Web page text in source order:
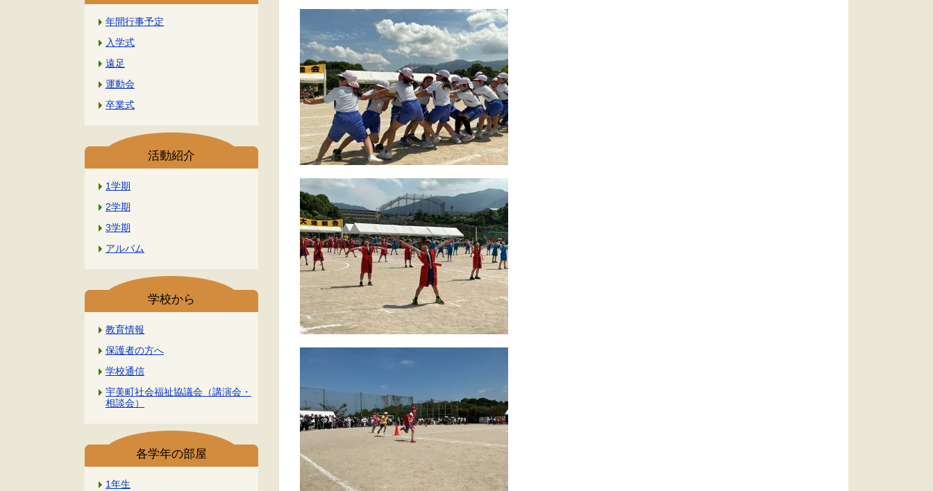
年間行事予定
入学式
遠足
運動会
卒業式
活動紹介
1学期
2学期
3学期
アルバム
学校から
教育情報
保護者の方へ
学校通信
宇美町社会福祉協議会（講演会・
相談会）
各学年の部屋
1年生